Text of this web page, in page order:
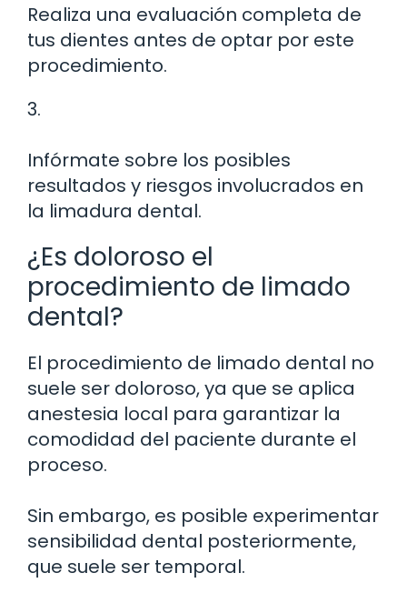
Realiza una evaluación completa de
tus dientes antes de optar por este
procedimiento.
3.
Infórmate sobre los posibles
resultados y riesgos involucrados en
la limadura dental.
¿Es doloroso el
procedimiento de limado
dental?
El procedimiento de limado dental no
suele ser doloroso, ya que se aplica
anestesia local para garantizar la
comodidad del paciente durante el
proceso.
Sin embargo, es posible experimentar
sensibilidad dental posteriormente,
que suele ser temporal.